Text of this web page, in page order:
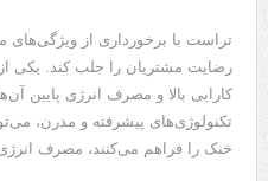
تراست با برخورداری از ویژگی‌های
رضایت مشتریان را جلب کند. یکی
کارایی بالا و مصرف انرژی پایین
تکنولوژی‌های پیشرفته و مدرن،
خنک را فراهم می‌کنند، مصرف